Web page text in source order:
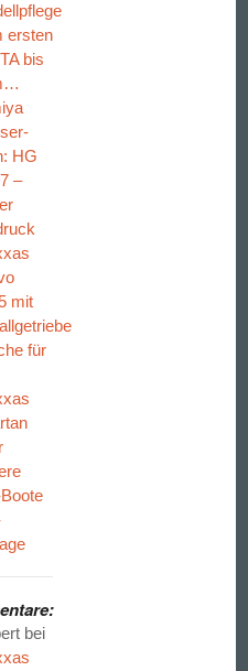
ersten
bis
HG
–
mit
für
bei